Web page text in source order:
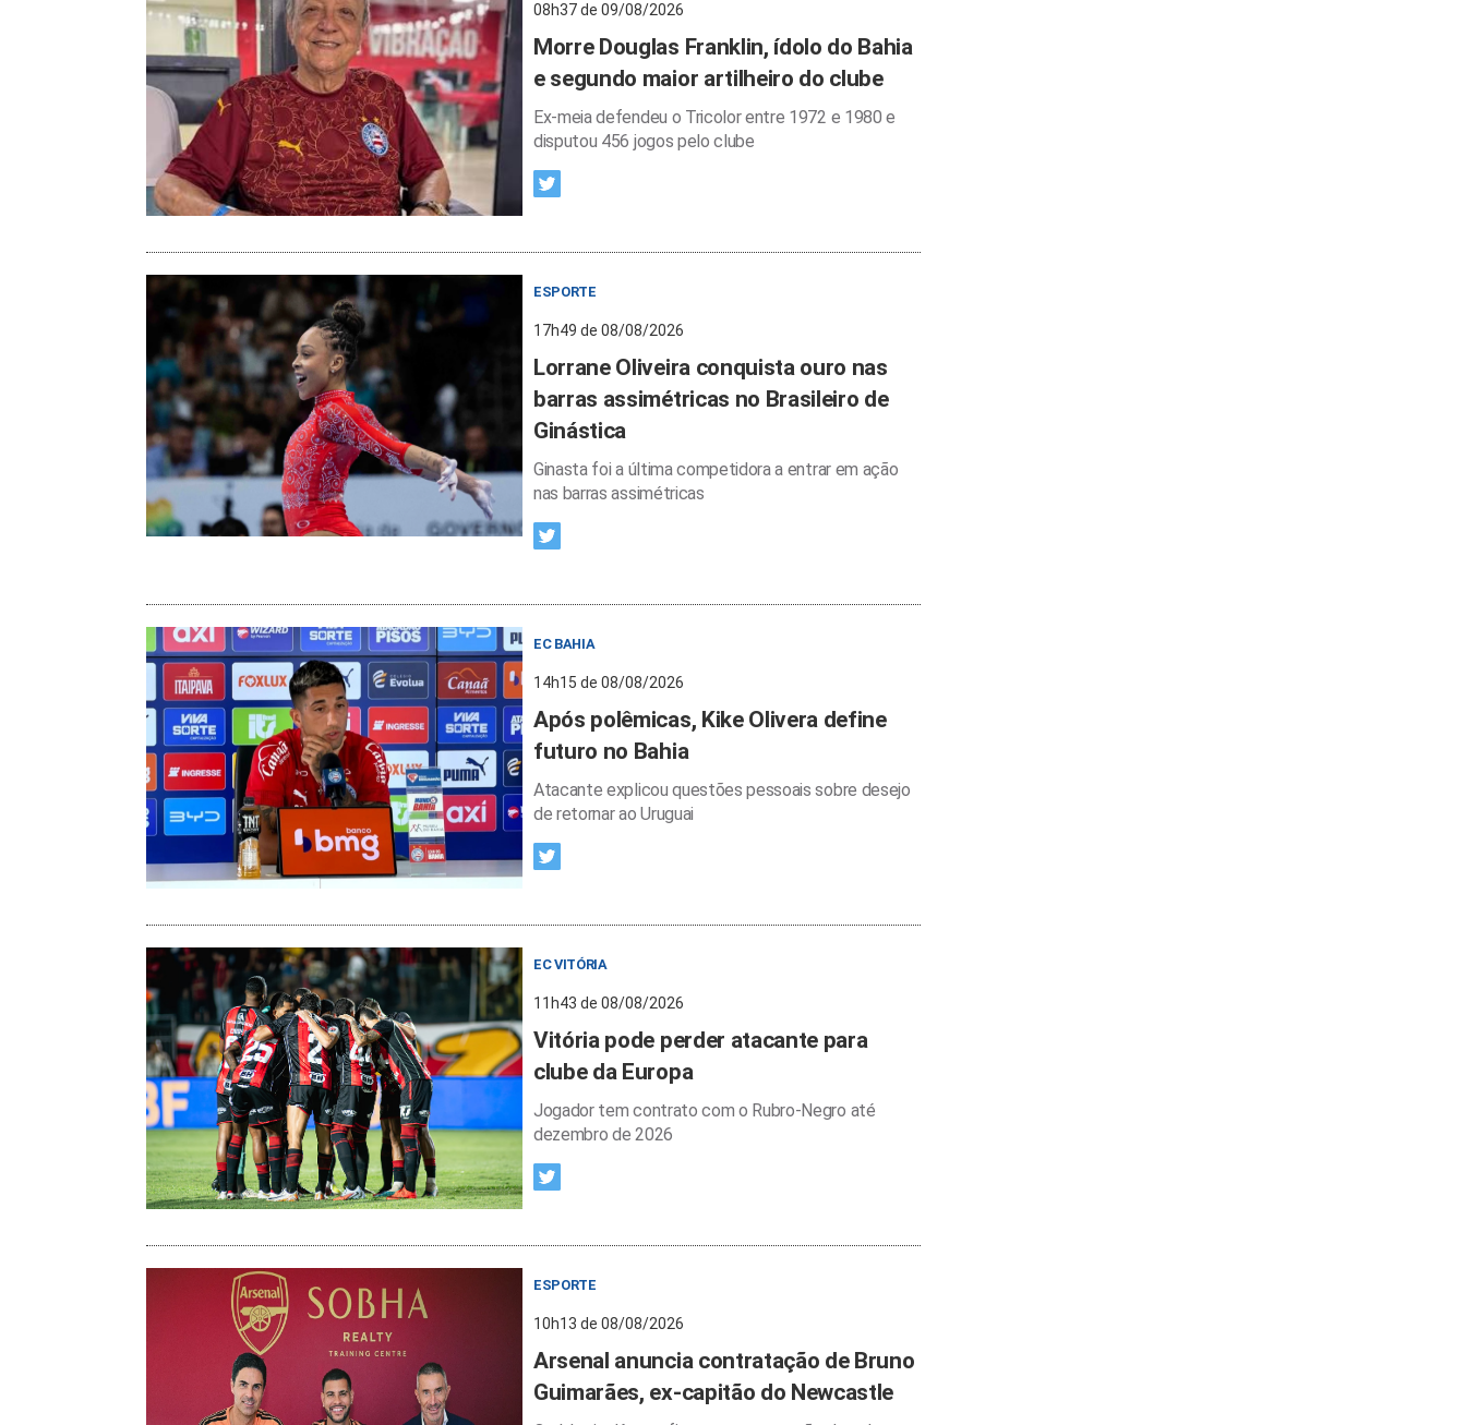
08h37 de 09/08/2026
Morre Douglas Franklin, ídolo do Bahia
e segundo maior artilheiro do clube
Ex-meia defendeu o Tricolor entre 1972 e 1980 e
disputou 456 jogos pelo clube
ESPORTE
17h49 de 08/08/2026
Lorrane Oliveira conquista ouro nas
barras assimétricas no Brasileiro de
Ginástica
Ginasta foi a última competidora a entrar em ação
nas barras assimétricas
EC BAHIA
14h15 de 08/08/2026
Após polêmicas, Kike Olivera define
futuro no Bahia
Atacante explicou questões pessoais sobre desejo
de retornar ao Uruguai
EC VITÓRIA
11h43 de 08/08/2026
Vitória pode perder atacante para
clube da Europa
Jogador tem contrato com o Rubro-Negro até
dezembro de 2026
ESPORTE
10h13 de 08/08/2026
Arsenal anuncia contratação de Bruno
Guimarães, ex-capitão do Newcastle